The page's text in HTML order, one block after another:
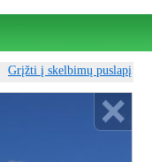
Grįžti į skelbimų puslapį